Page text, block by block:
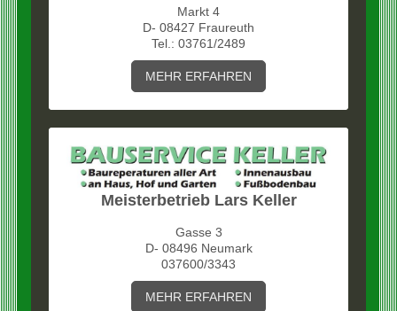
Markt 4
D- 08427 Fraureuth
Tel.: 03761/2489
MEHR ERFAHREN
Meisterbetrieb Lars Keller
Gasse 3
D- 08496 Neumark
037600/3343
MEHR ERFAHREN